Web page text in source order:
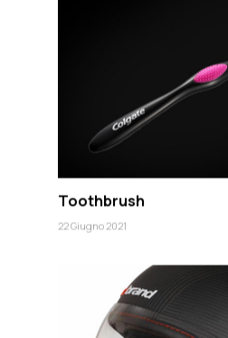
Toothbrush
22 Giugno 2021